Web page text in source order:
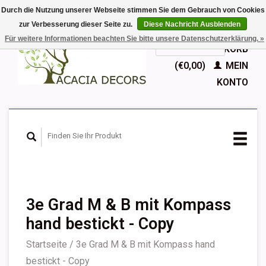
EUR
GBPDeutsch
Nederlands
English
IHR WARENKORB
(€0,00)
MEIN
KONTO
3e Grad M & B mit Kompass
hand bestickt - Copy
Startseite / 3e Grad M & B mit Kompass hand
bestickt - Copy
Durch die Nutzung unserer Webseite stimmen Sie dem Gebrauch von Cookies
zur Verbesserung dieser Seite zu.
Diese Nachricht Ausblenden
Für weitere Informationen beachten Sie bitte unsere Datenschutzerklärung. »